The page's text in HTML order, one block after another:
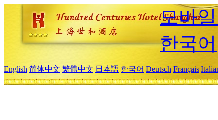
모바
한국어
English 简体中文 繁體中文 日本語 한국어 Deutsch Français